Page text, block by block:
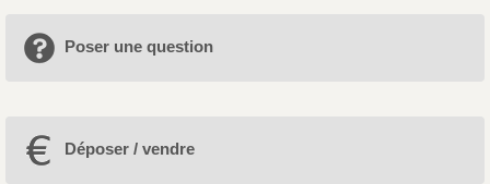
Poser une question
Déposer / vendre